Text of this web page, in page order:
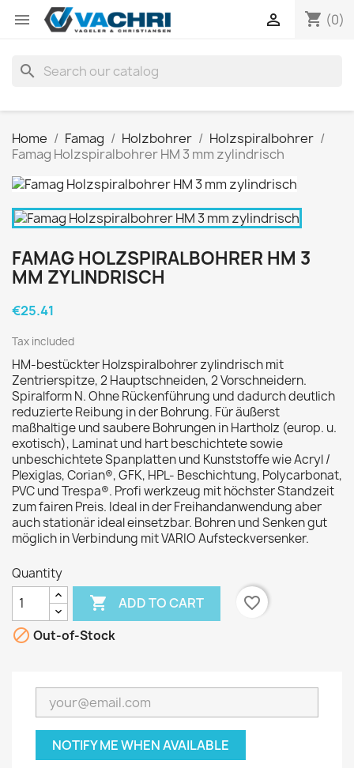
 shopping_cart (0)

search
Home Famag Holzbohrer
Holzspiralbohrer
Famag Holzspiralbohrer HM 3 mm zylindrisch
FAMAG HOLZSPIRALBOHRER HM 3
MM ZYLINDRISCH
€25.41
Tax included
HM-bestückter Holzspiralbohrer zylindrisch mit
Zentrierspitze, 2 Hauptschneiden, 2 Vorschneidern.
Spiralform N. Ohne Rückenführung und dadurch deutlich
reduzierte Reibung in der Bohrung. Für äußerst
maßhaltige und saubere Bohrungen in Hartholz (europ. u.
exotisch), Laminat und hart beschichtete sowie
unbeschichtete Spanplatten und Kunststoffe wie Acryl /
Plexiglas, Corian®, GFK, HPL- Beschichtung, Polycarbonat,
PVC und Trespa®. Profi werkzeug mit höchster Standzeit
zum fairen Preis. Ideal in der Freihandanwendung aber
auch stationär ideal einsetzbar. Bohren und Senken gut
möglich in Verbindung mit VARIO Aufsteckversenker.
Quantity
 ADD TO CART
favorite_border
 Out-of-Stock
NOTIFY ME WHEN AVAILABLE